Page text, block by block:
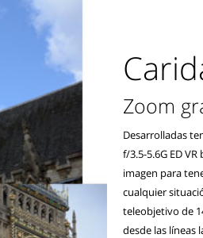
Zoom
Desarrolladas
f/3.5-5.6G ED
imagen para
cualquier
teleobjetivo de
desde las líneas